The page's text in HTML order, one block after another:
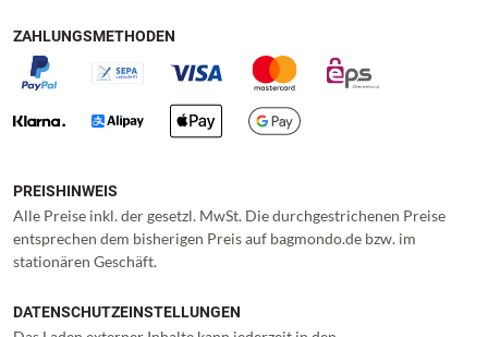
ZAHLUNGSMETHODEN
PREISHINWEIS
Alle Preise inkl. der gesetzl. MwSt. Die durchgestrichenen Preise
entsprechen dem bisherigen Preis auf bagmondo.de bzw. im
stationären Geschäft.
DATENSCHUTZEINSTELLUNGEN